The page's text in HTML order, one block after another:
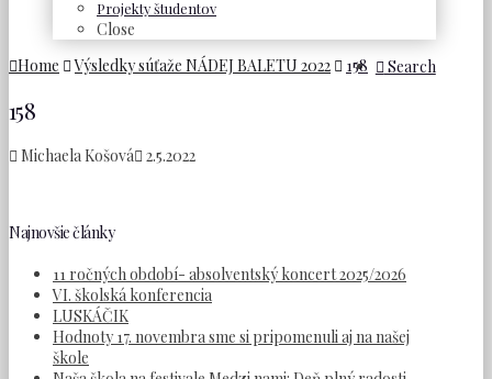
Projekty študentov
Close
Search
Home Výsledky súťaže NÁDEJ BALETU 2022 158
158
Michaela Košová 2.5.2022
Najnovšie články
11 ročných období- absolventský koncert 2025/2026
VI. školská konferencia
LUSKÁČIK
Hodnoty 17. novembra sme si pripomenuli aj na našej
škole